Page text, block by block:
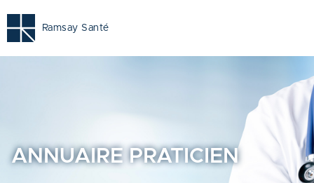
Ramsay Santé
ANNUAIRE PRATICIEN